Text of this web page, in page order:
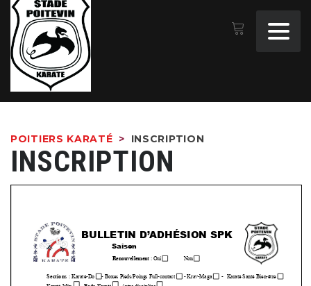
POITIERS KARATÉ > INSCRIPTION
INSCRIPTION